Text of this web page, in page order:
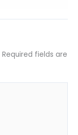
Required fields are